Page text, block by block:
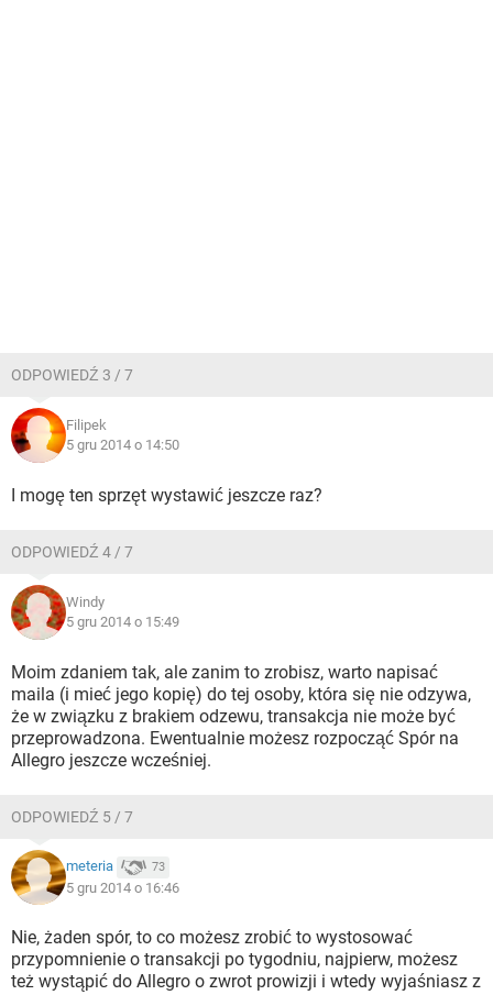
ODPOWIEDŹ 3 / 7
Filipek
5 gru 2014 o 14:50
I mogę ten sprzęt wystawić jeszcze raz?
ODPOWIEDŹ 4 / 7
Windy
5 gru 2014 o 15:49
Moim zdaniem tak, ale zanim to zrobisz, warto napisać
maila (i mieć jego kopię) do tej osoby, która się nie odzywa,
że w związku z brakiem odzewu, transakcja nie może być
przeprowadzona. Ewentualnie możesz rozpocząć Spór na
Allegro jeszcze wcześniej.
ODPOWIEDŹ 5 / 7
meteria 73
5 gru 2014 o 16:46
Nie, żaden spór, to co możesz zrobić to wystosować
przypomnienie o transakcji po tygodniu, najpierw, możesz
też wystąpić do Allegro o zwrot prowizji i wtedy wyjaśniasz z